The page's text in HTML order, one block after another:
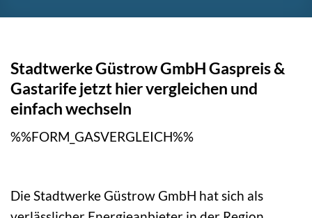
Stadtwerke Güstrow GmbH Gaspreis &
Gastarife jetzt hier vergleichen und
einfach wechseln
%%FORM_GASVERGLEICH%%
Die Stadtwerke Güstrow GmbH hat sich als